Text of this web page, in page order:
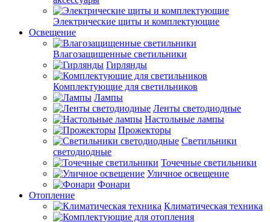
Электрические щиты и комплектующие
Освещение
Влагозащищенные светильники
Гирлянды
Комплектующие для светильников
Лампы
Ленты светодиодные
Настольные лампы
Прожекторы
Светильники
светодиодные
Точечные светильники
Уличное освещение
Фонари
Отопление
Климатическая техника